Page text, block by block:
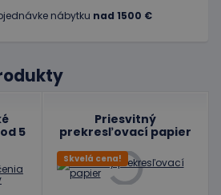
nábytku nad 1500 €
5
Priesvitný
prekresľovací papier
Skvelá cena!